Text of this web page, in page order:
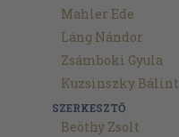
Mahler Ede
Láng Nándor
Zsámboki Gyula
Kuzsinszky Bálint
SZERKESZTŐ
Beöthy Zsolt